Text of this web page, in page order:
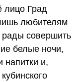
лицо Град
любителям
совершить
белые ночи,
напитки и,